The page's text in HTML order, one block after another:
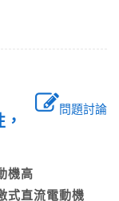
問題討論
機高
式直流電動機